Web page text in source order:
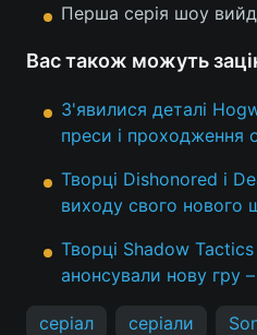
Перша серія шоу
Вас також можуть
З'явилися деталі
преси і проходження
Творці Dishonored і
виходу свого нового
Творці Shadow
анонсували нову гру
серіал серіали